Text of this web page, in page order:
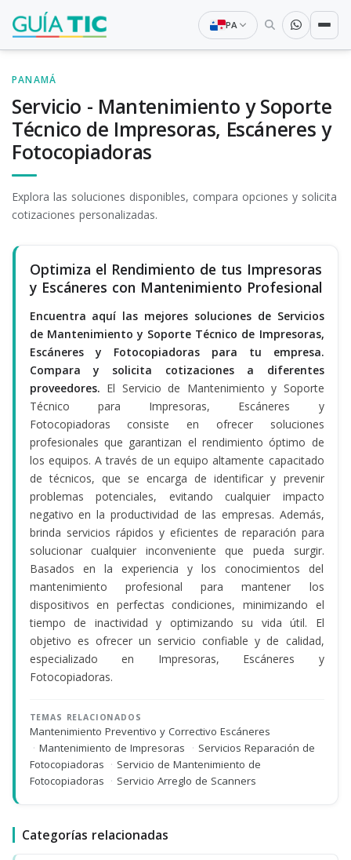
PA
PANAMÁ
Servicio - Mantenimiento y Soporte
Técnico de Impresoras, Escáneres y
Fotocopiadoras
Explora las soluciones disponibles, compara opciones y solicita
cotizaciones personalizadas.
Optimiza el Rendimiento de tus Impresoras
y Escáneres con Mantenimiento Profesional
Encuentra aquí las mejores soluciones de Servicios
de Mantenimiento y Soporte Técnico de Impresoras,
Escáneres y Fotocopiadoras para tu empresa.
Compara y solicita cotizaciones a diferentes
proveedores. El Servicio de Mantenimiento y Soporte
Técnico para Impresoras, Escáneres y
Fotocopiadoras consiste en ofrecer soluciones
profesionales que garantizan el rendimiento óptimo de
los equipos. A través de un equipo altamente capacitado
de técnicos, que se encarga de identificar y prevenir
problemas potenciales, evitando cualquier impacto
negativo en la productividad de las empresas. Además,
brinda servicios rápidos y eficientes de reparación para
solucionar cualquier inconveniente que pueda surgir.
Basados en la experiencia y los conocimientos del
mantenimiento profesional para mantener los
dispositivos en perfectas condiciones, minimizando el
tiempo de inactividad y optimizando su vida útil. El
objetivo es ofrecer un servicio confiable y de calidad,
especializado en Impresoras, Escáneres y
Fotocopiadoras.
TEMAS RELACIONADOS
Mantenimiento Preventivo y Correctivo Escáneres
· Mantenimiento de Impresoras · Servicios Reparación de
Fotocopiadoras · Servicio de Mantenimiento de
Fotocopiadoras · Servicio Arreglo de Scanners
Categorías relacionadas